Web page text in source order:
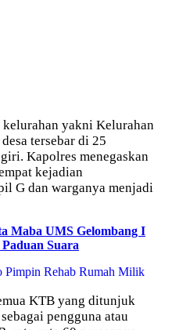
yakni Kelurahan
tersebar di 25
Kapolres menegaskan
kejadian
G dan warganya menjadi
Maba UMS Gelombang I
Suara
Pimpin Rehab Rumah Milik
KTB yang ditunjuk
pengguna atau